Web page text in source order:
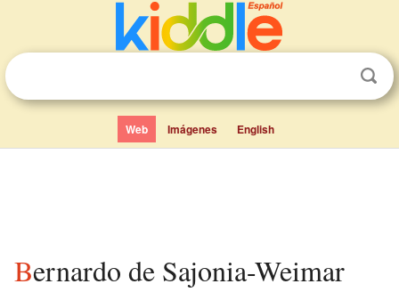
Web Imágenes English
Bernardo de Sajonia-Weimar